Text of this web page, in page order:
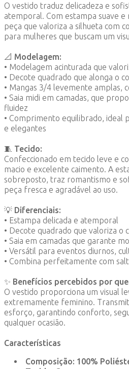
O vestido traduz delicadeza e
atemporal. Com estampa suave e
peça que valoriza a silhueta com
para mulheres que buscam um
📐 Modelagem:
• Modelagem acinturada que
• Decote quadrado que alonga o
• Mangas 3/4 levemente amplas,
• Saia midi em camadas, que
fluidez
• Comprimento equilibrado, ideal
e elegantes
🧵 Tecido:
Confeccionado em tecido leve e
macio e excelente caimento. A
sobreposto, traz romantismo e
peça fresca e agradável ao uso.
💡 Diferenciais:
• Estampa delicada e atemporal
• Decote quadrado que valoriza o
• Saia em camadas que garante
• Versátil para eventos diurnos,
• Combina perfeitamente com
✨ Benefícios percebidos por
O vestido proporciona um visual
extremamente feminino.
esforço, garantindo conforto,
qualquer ocasião.
Características
Composição: 100%